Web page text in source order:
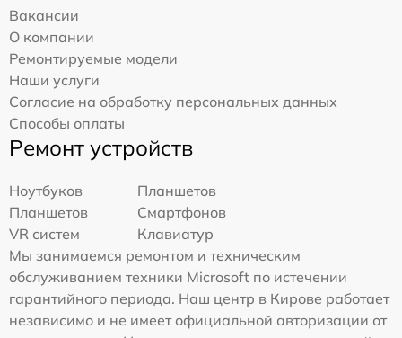
Вакансии
О компании
Ремонтируемые модели
Наши услуги
Согласие на обработку персональных данных
Способы оплаты
Ремонт устройств
Ноутбуков
Планшетов
Планшетов
Смартфонов
VR систем
Клавиатур
Мы занимаемся ремонтом и техническим
обслуживанием техники Microsoft по истечении
гарантийного периода. Наш центр в Кирове работает
независимо и не имеет официальной авторизации от